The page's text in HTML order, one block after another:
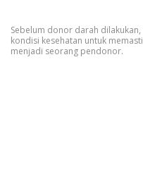
Sebelum donor darah
kondisi kesehatan untuk
menjadi seorang pendonor.